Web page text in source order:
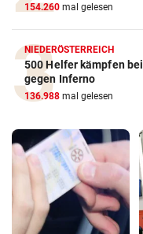
154.260 mal gelesen
NIEDERÖSTERREICH
500 Helfer kämpfen
gegen Inferno
136.988 mal gelesen